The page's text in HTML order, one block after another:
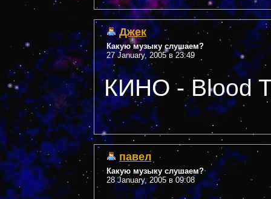
Джек
Какую музыку слушаем?
27 January, 2005 в 23:49
КИНО - Blood
павел
Какую музыку слушаем?
28 January, 2005 в 09:08